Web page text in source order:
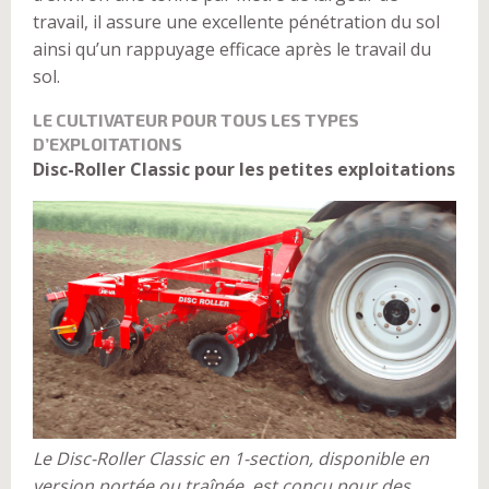
travail, il assure une excellente pénétration du sol
ainsi qu’un rappuyage efficace après le travail du
sol.
LE CULTIVATEUR POUR TOUS LES TYPES
D’EXPLOITATIONS
Disc-Roller Classic pour les petites exploitations
Le Disc-Roller Classic en 1-section, disponible en